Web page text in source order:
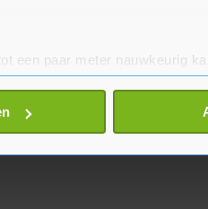
een paar meter nauwkeurig
eigenschappen
stel uw voorkeuren in het